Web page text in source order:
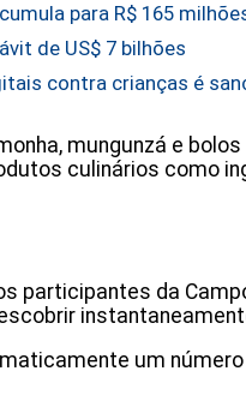
para R$ 165
de US$ 7 bilhões
contra crianças é
mungunzá e
culinários como
participantes da
um